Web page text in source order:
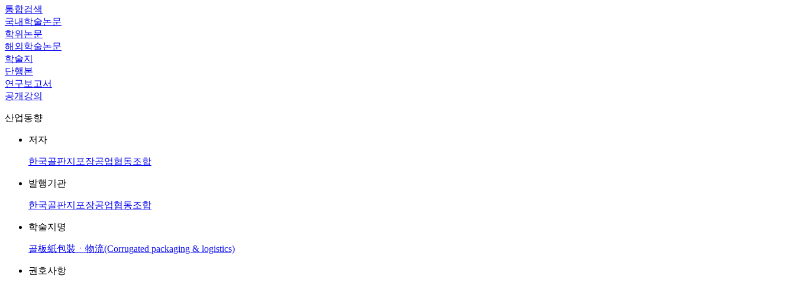
통합검색
국내학술논문
학위논문
해외학술논문
학술지
단행본
연구보고서
공개강의
산업동향
저자
한국골판지포장공업협동조합
발행기관
한국골판지포장공업협동조합
학술지명
골板紙包裝ㆍ物流(Corrugated packaging & logistics)
권호사항